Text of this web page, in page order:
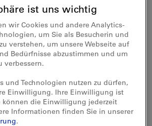
guten Tasse Tee oder einem
Revue passieren lassen.
ist ausgebucht.
ist uns wichtig
wir Cookies und andere Analytics-
um Sie als Besucherin und
verstehen, um unsere Webseite auf
Bedürfnisse abzustimmen und um
verbessern.
und Technologien nutzen zu dürfen,
Einwilligung. Ihre Einwilligung ist
die Einwilligung jederzeit
Informationen finden Sie in unserer
.